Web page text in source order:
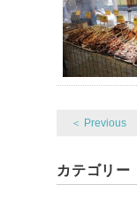
＜ Previous
カテゴリー